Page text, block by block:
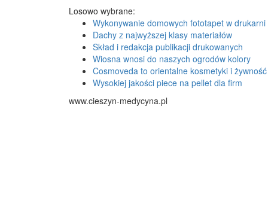
Losowo wybrane:
Wykonywanie domowych fototapet w
Dachy z najwyższej klasy materiałów
Skład i redakcja publikacji drukowanych
Wiosna wnosi do naszych ogrodów kolory
Cosmoveda to orientalne kosmetyki i żywność
Wysokiej jakości piece na pellet dla firm
www.cieszyn-medycyna.pl